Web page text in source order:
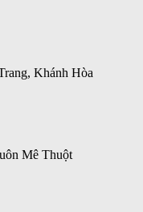
Khánh Hòa
Mê Thuột